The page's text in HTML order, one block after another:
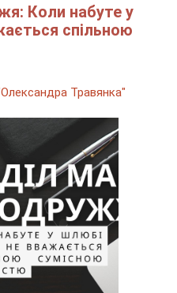
Коли набуте у
спільною
Травянка"